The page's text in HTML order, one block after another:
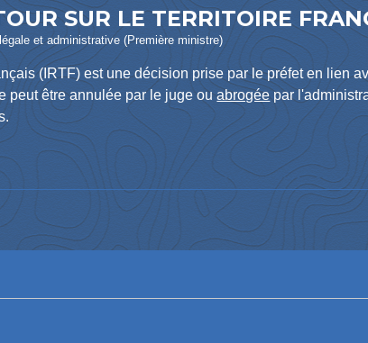
SUR LE TERRITOIRE
et administrative (Première ministre)
(IRTF) est une décision prise par le préfet en lien
peut être annulée par le juge ouabrogéepar